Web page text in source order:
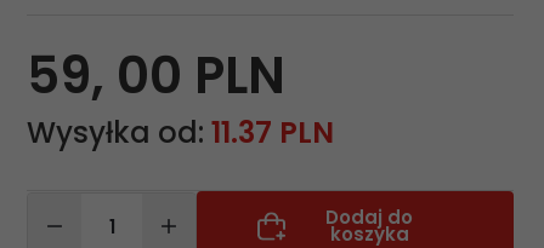
59, 00 PLN
Wysyłka od: 11.37 PLN
Dodaj do
koszyka